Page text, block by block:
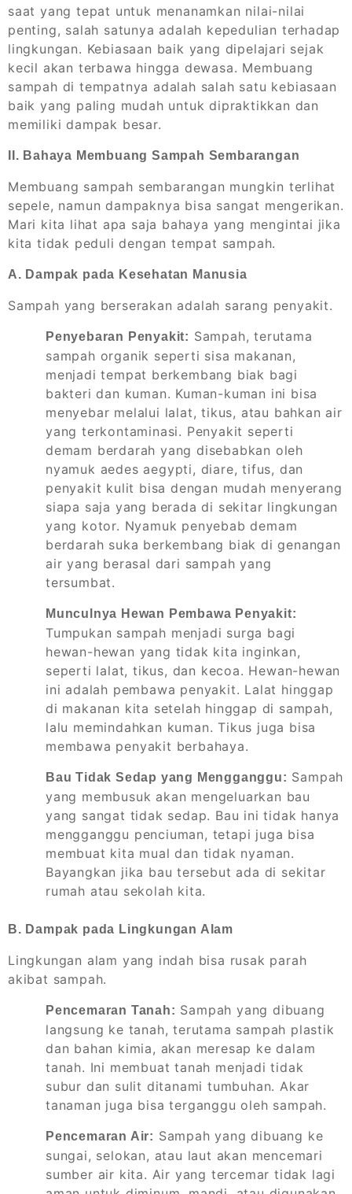
saat yang tepat untuk menanamkan nilai-nilai
penting, salah satunya adalah kepedulian terhadap
lingkungan. Kebiasaan baik yang dipelajari sejak
kecil akan terbawa hingga dewasa. Membuang
sampah di tempatnya adalah salah satu kebiasaan
baik yang paling mudah untuk dipraktikkan dan
memiliki dampak besar.
II. Bahaya Membuang Sampah Sembarangan
Membuang sampah sembarangan mungkin terlihat
sepele, namun dampaknya bisa sangat mengerikan.
Mari kita lihat apa saja bahaya yang mengintai jika
kita tidak peduli dengan tempat sampah.
A. Dampak pada Kesehatan Manusia
Sampah yang berserakan adalah sarang penyakit.
Penyebaran Penyakit: Sampah, terutama
sampah organik seperti sisa makanan,
menjadi tempat berkembang biak bagi
bakteri dan kuman. Kuman-kuman ini bisa
menyebar melalui lalat, tikus, atau bahkan air
yang terkontaminasi. Penyakit seperti
demam berdarah yang disebabkan oleh
nyamuk aedes aegypti, diare, tifus, dan
penyakit kulit bisa dengan mudah menyerang
siapa saja yang berada di sekitar lingkungan
yang kotor. Nyamuk penyebab demam
berdarah suka berkembang biak di genangan
air yang berasal dari sampah yang
tersumbat.
Munculnya Hewan Pembawa Penyakit:
Tumpukan sampah menjadi surga bagi
hewan-hewan yang tidak kita inginkan,
seperti lalat, tikus, dan kecoa. Hewan-hewan
ini adalah pembawa penyakit. Lalat hinggap
di makanan kita setelah hinggap di sampah,
lalu memindahkan kuman. Tikus juga bisa
membawa penyakit berbahaya.
Bau Tidak Sedap yang Mengganggu: Sampah
yang membusuk akan mengeluarkan bau
yang sangat tidak sedap. Bau ini tidak hanya
mengganggu penciuman, tetapi juga bisa
membuat kita mual dan tidak nyaman.
Bayangkan jika bau tersebut ada di sekitar
rumah atau sekolah kita.
B. Dampak pada Lingkungan Alam
Lingkungan alam yang indah bisa rusak parah
akibat sampah.
Pencemaran Tanah: Sampah yang dibuang
langsung ke tanah, terutama sampah plastik
dan bahan kimia, akan meresap ke dalam
tanah. Ini membuat tanah menjadi tidak
subur dan sulit ditanami tumbuhan. Akar
tanaman juga bisa terganggu oleh sampah.
Pencemaran Air: Sampah yang dibuang ke
sungai, selokan, atau laut akan mencemari
sumber air kita. Air yang tercemar tidak lagi